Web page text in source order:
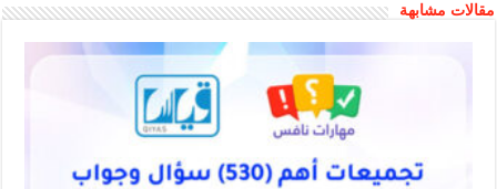
مقالات مشابهة